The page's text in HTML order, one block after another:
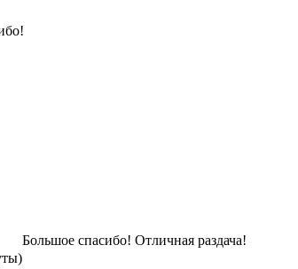
Большое спасибо! Отличная раздача!